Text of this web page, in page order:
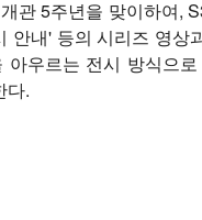
관 5주년을 맞이하여,
안내' 등의 시리즈 영상
우르는 전시 방식으
다.